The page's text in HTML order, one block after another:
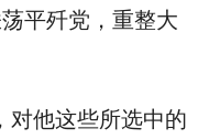
平歼党，重整大
他这些所选中的